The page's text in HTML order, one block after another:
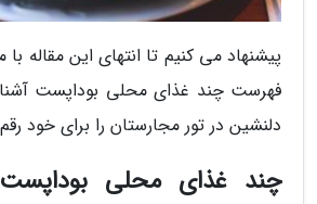
پیشنهاد می کنیم تا انتهای این مقاله با
فهرست چند غذای محلی بوداپست
دلنشین در تور مجارستان را برای خود
چند غذای محلی بوداپست